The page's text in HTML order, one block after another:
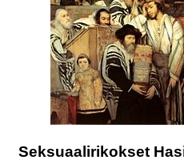
Seksuaalirikokset